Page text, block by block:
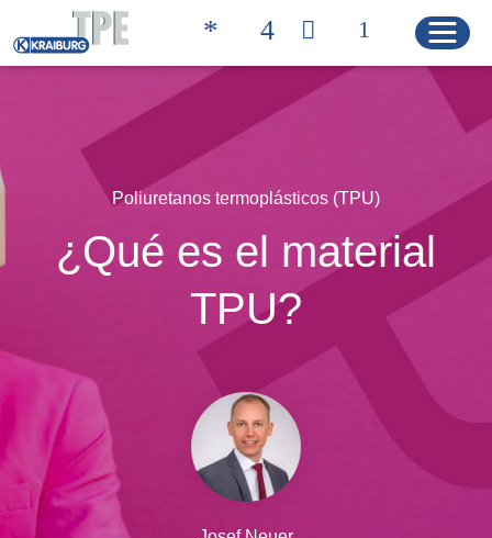
QuicklinksCONTACTO
PRODUCTOS
PÁGINA DE INICIO
PRODUCTOS
Soluciones de productos
Características de los productos
Búsqueda de productos
Poliuretanos termoplásticos (TPU)
¿Qué es el material
TPU?